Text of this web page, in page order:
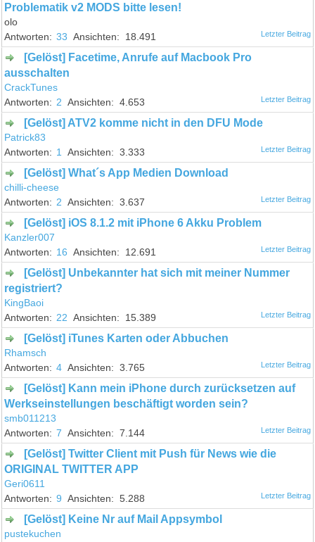
Problematik v2 MODS bitte lesen!
olo
33
18.491
[Gelöst] Facetime, Anrufe auf Macbook Pro
ausschalten
CrackTunes
2
4.653
[Gelöst] ATV2 komme nicht in den DFU Mode
Patrick83
1
3.333
[Gelöst] What´s App Medien Download
chilli-cheese
2
3.637
[Gelöst] iOS 8.1.2 mit iPhone 6 Akku Problem
Kanzler007
16
12.691
[Gelöst] Unbekannter hat sich mit meiner Nummer
registriert?
KingBaoi
22
15.389
[Gelöst] iTunes Karten oder Abbuchen
Rhamsch
4
3.765
[Gelöst] Kann mein iPhone durch zurücksetzen auf
Werkseinstellungen beschäftigt worden sein?
smb011213
7
7.144
[Gelöst] Twitter Client mit Push für News wie die
ORIGINAL TWITTER APP
Geri0611
9
5.288
[Gelöst] Keine Nr auf Mail Appsymbol
pustekuchen